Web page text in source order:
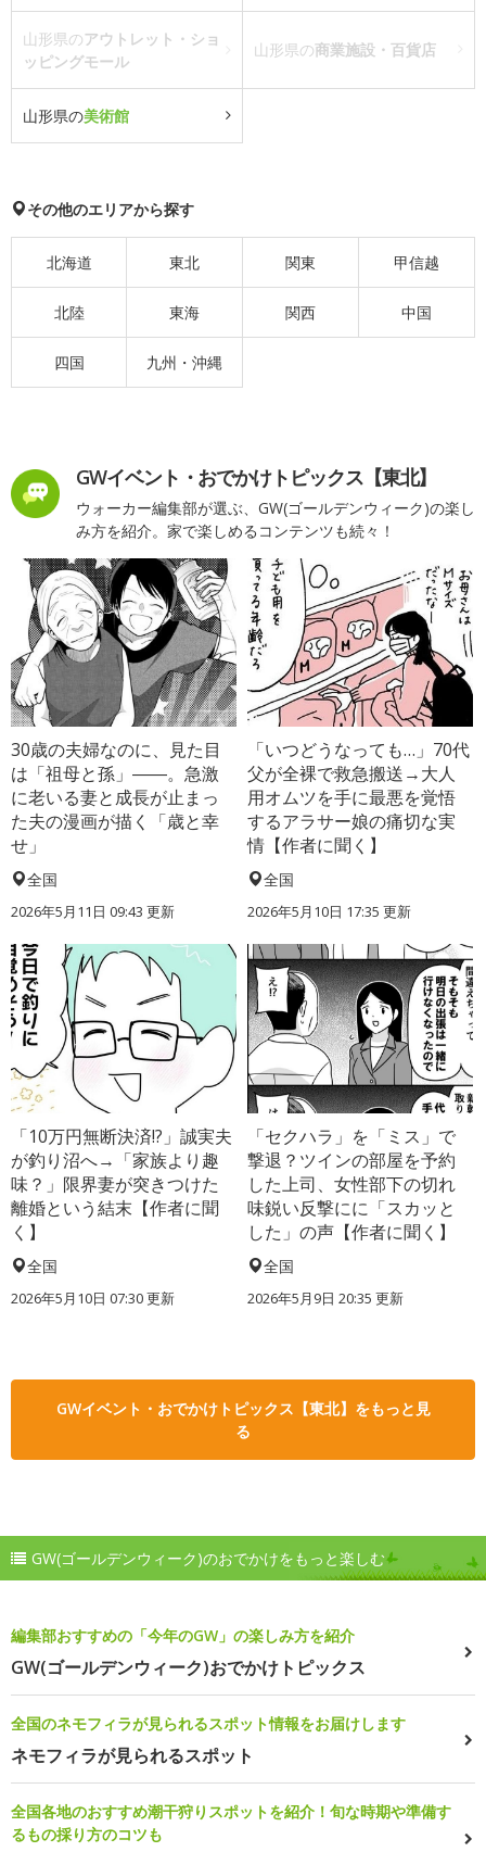
山形県のアウトレット・ショ
ッピングモール
山形県の商業施設・百貨店
山形県の美術館
その他のエリアから探す
北海道 東北 関東 甲信越
北陸 東海 関西 中国
四国 九州・沖縄
GWイベント・おでかけトピックス【東北】
ウォーカー編集部が選ぶ、GW(ゴールデンウィーク)の楽し
み方を紹介。家で楽しめるコンテンツも続々！
30歳の夫婦なのに、見た目
は「祖母と孫」――。急激
に老いる妻と成長が止まっ
た夫の漫画が描く「歳と幸
せ」
全国
2026年5月11日 09:43 更新
「いつどうなっても…」70代
父が全裸で救急搬送→大人
用オムツを手に最悪を覚悟
するアラサー娘の痛切な実
情【作者に聞く】
全国
2026年5月10日 17:35 更新
「10万円無断決済!?」誠実夫
が釣り沼へ→「家族より趣
味？」限界妻が突きつけた
離婚という結末【作者に聞
く】
全国
2026年5月10日 07:30 更新
「セクハラ」を「ミス」で
撃退？ツインの部屋を予約
した上司、女性部下の切れ
味鋭い反撃にに「スカッと
した」の声【作者に聞く】
全国
2026年5月9日 20:35 更新
GWイベント・おでかけトピックス【東北】をもっと見
る
GW(ゴールデンウィーク)のおでかけをもっと楽しむ
編集部おすすめの「今年のGW」の楽しみ方を紹介
GW(ゴールデンウィーク)おでかけトピックス
全国のネモフィラが見られるスポット情報をお届けします
ネモフィラが見られるスポット
全国各地のおすすめ潮干狩りスポットを紹介！旬な時期や準備す
るもの採り方のコツも